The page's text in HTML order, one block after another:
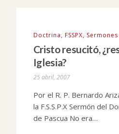
Doctrina, FSSPX, Sermones
Cristo resucitó,
Iglesia?
25 abril, 2007
Por el R. P. Bernardo
la F.S.S.P.X Sermón del
de Pascua No era…